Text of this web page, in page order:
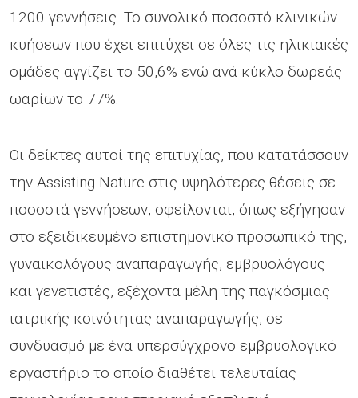
1200 γεννήσεις. Το συνολικό ποσοστό κλινικών
κυήσεων που έχει επιτύχει σε όλες τις ηλικιακές
ομάδες αγγίζει το 50,6% ενώ ανά κύκλο δωρεάς
ωαρίων το 77%.
Οι δείκτες αυτοί της επιτυχίας, που κατατάσσουν
την Assisting Nature στις υψηλότερες θέσεις σε
ποσοστά γεννήσεων, οφείλονται, όπως εξήγησαν
στο εξειδικευμένο επιστημονικό προσωπικό της,
γυναικολόγους αναπαραγωγής, εμβρυολόγους
και γενετιστές, εξέχοντα μέλη της παγκόσμιας
ιατρικής κοινότητας αναπαραγωγής, σε
συνδυασμό με ένα υπερσύγχρονο εμβρυολογικό
εργαστήριο το οποίο διαθέτει τελευταίας